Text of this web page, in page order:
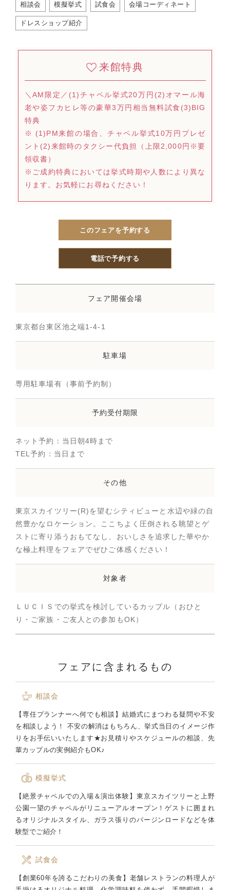
相談会 模擬挙式 試食会 会場コーディネート
ドレスショップ紹介
来館特典
＼AM限定／(1)チャペル挙式20万円(2)オマール海
老や姿フカヒレ等の豪華3万円相当無料試食(3)BIG
特典
※ (1)PM来館の場合、チャペル挙式10万円プレゼ
ント(2)来館時のタクシー代負担（上限2,000円※要
領収書）
※ご成約特典においては挙式時期や人数により異な
ります。お気軽にお尋ねください！
このフェアを予約する
電話で予約する
フェア開催会場
東京都台東区池之端1-4-1
駐車場
専用駐車場有（事前予約制）
予約受付期限
ネット予約：当日朝4時まで
TEL予約：当日まで
その他
東京スカイツリー(R)を望むシティビューと水辺や緑の自
然豊かなロケーション。ここちよく圧倒される眺望とゲ
ストに寄り添うおもてなし、おいしさを追求した華やか
な極上料理をフェアでぜひご体感ください！
対象者
ＬＵＣＩＳでの挙式を検討しているカップル（おひと
り・ご家族・ご友人との参加もOK）
フェアに含まれるもの
相談会
【専任プランナーへ何でも相談】結婚式にまつわる疑問や不安
を相談しよう！ 不安の解消はもちろん、挙式当日のイメージ作
りをお手伝いいたします★お見積りやスケジュールの相談、先
輩カップルの実例紹介もOK♪
模擬挙式
【絶景チャペルでの入場＆演出体験】東京スカイツリーと上野
公園一望のチャペルがリニューアルオープン！ゲストに囲まれ
るオリジナルスタイル、ガラス張りのバージンロードなどを体
験型でご紹介！
試食会
【創業60年を誇るこだわりの美食】老舗レストランの料理人が